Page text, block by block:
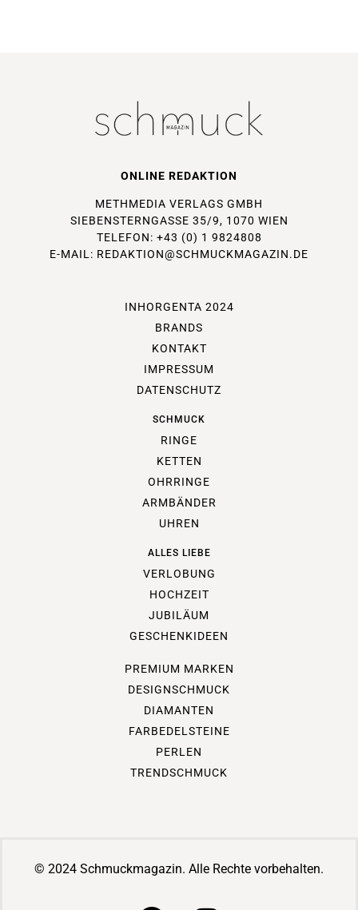
ONLINE REDAKTION
METHMEDIA VERLAGS GMBH
SIEBENSTERNGASSE 35/9, 1070 WIEN
TELEFON: +43 (0) 1 9824808
E-MAIL: REDAKTION@SCHMUCKMAGAZIN.DE
INHORGENTA 2024
BRANDS
KONTAKT
IMPRESSUM
DATENSCHUTZ
SCHMUCK
RINGE
KETTEN
OHRRINGE
ARMBÄNDER
UHREN
ALLES LIEBE
VERLOBUNG
HOCHZEIT
JUBILÄUM
GESCHENKIDEEN
PREMIUM MARKEN
DESIGNSCHMUCK
DIAMANTEN
FARBEDELSTEINE
PERLEN
TRENDSCHMUCK
© 2024 Schmuckmagazin. Alle Rechte vorbehalten.